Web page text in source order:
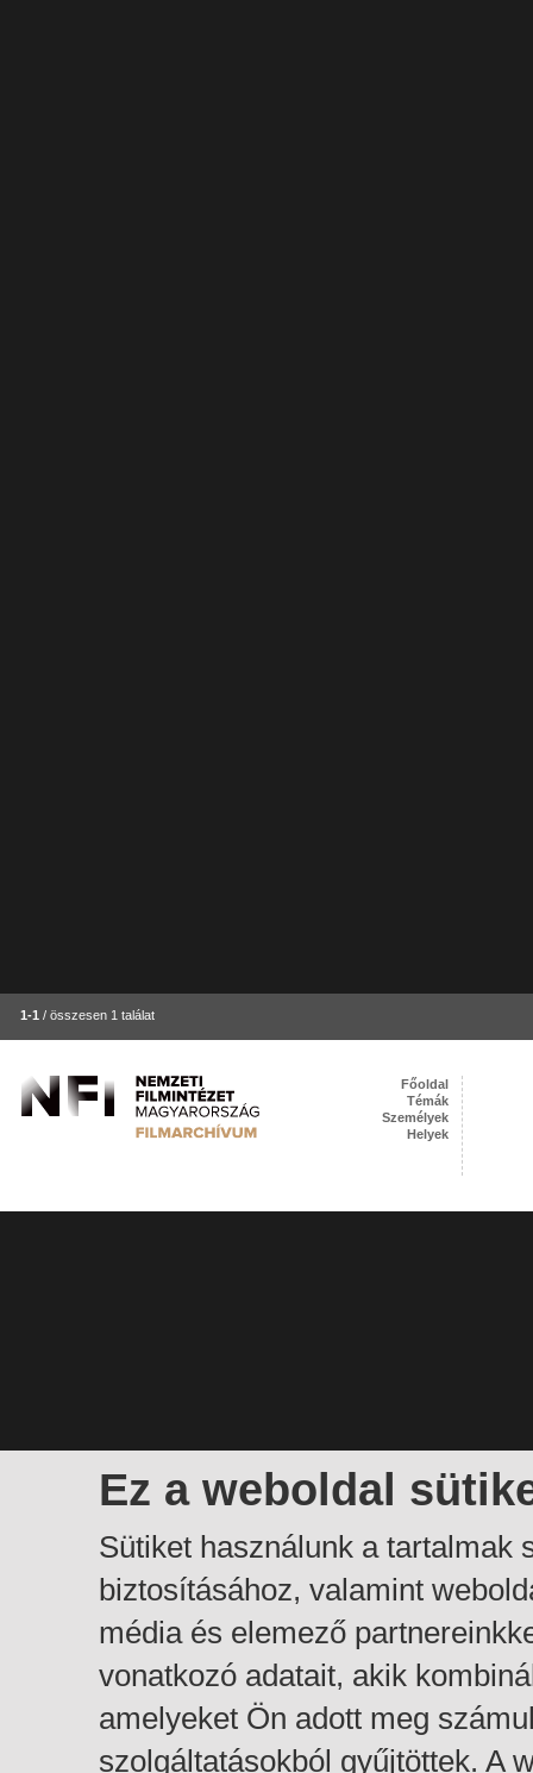
1-1 / összesen 1 találat
Ez a weboldal
Sütiket használunk a tartalmak
biztosításához, valamint
média és elemező
vonatkozó adatait, akik
amelyeket Ön adott meg
szolgáltatásokból gyűjtöttek. A
Főoldal
Témák
Személyek
Helyek